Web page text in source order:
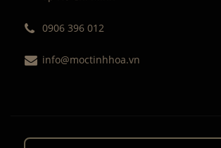
0906 396 012
info@moctinhhoa.vn